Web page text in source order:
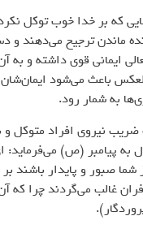
که بر خدا خوب توکل
ماندن ترجیح می‌دهند و
ایمانی قوی داشته و به
باعث می‌شود
به شمار رود.
نیروی افراد متوکل و
متعال در آیه 65 سوره انفال به پیامبر (ص)
شما صبور و پایدار باشند
غالب می‌گردند چرا که